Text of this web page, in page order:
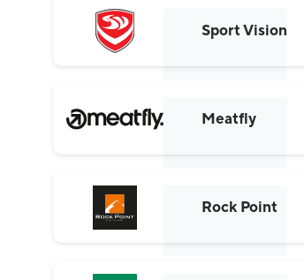
Sport Vision
Meatfly
Rock Point